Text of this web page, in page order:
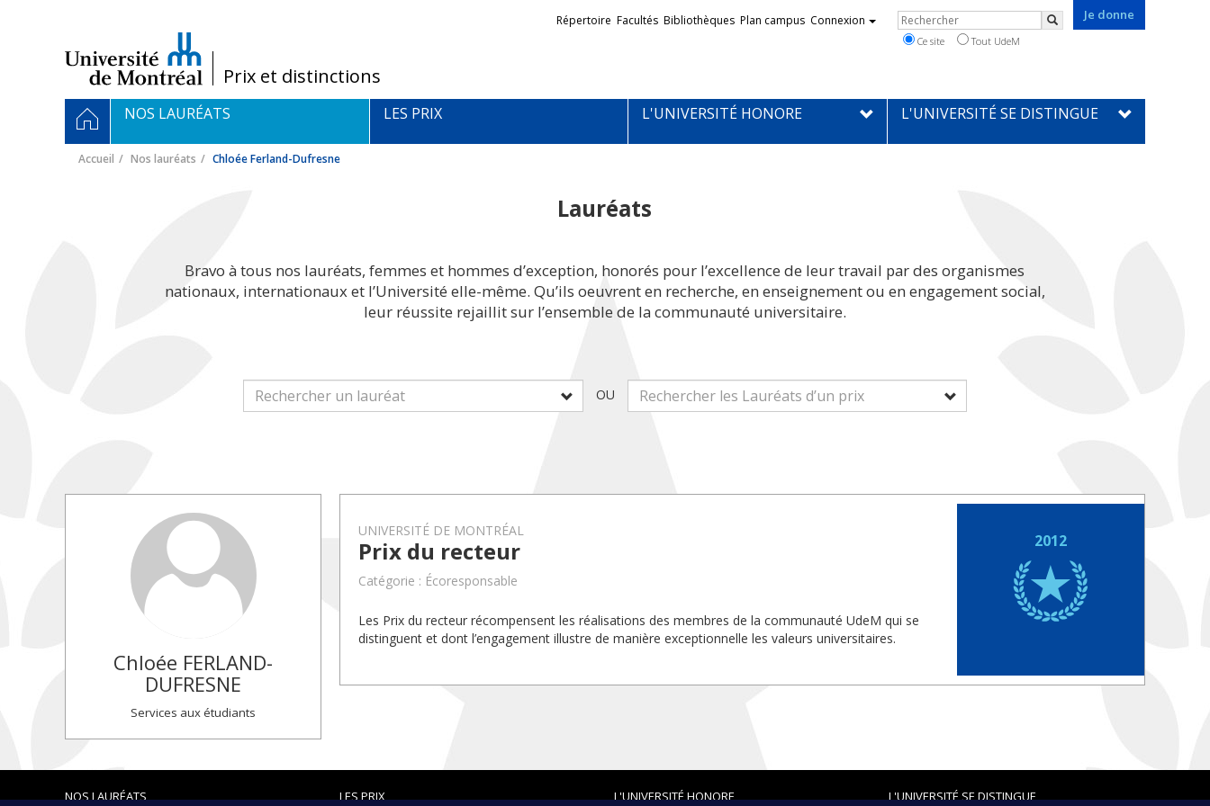
/Prix et distinctions
Je donne
Liens
externes
Répertoire Facultés Bibliothèques Plan campus Connexion Rechercher
Rechercher
Ce site Tout UdeM
Navigation
principale
ACCUEIL
NOS LAURÉATS LES PRIX L'UNIVERSITÉ HONORE L'UNIVERSITÉ SE DISTINGUE
Accueil Nos lauréats Chloée Ferland-Dufresne
Lauréats
Bravo à tous nos lauréats, femmes et hommes d’exception, honorés pour l’excellence de leur travail par des organismes
nationaux, internationaux et l’Université elle-même. Qu’ils oeuvrent en recherche, en enseignement ou en engagement social,
leur réussite rejaillit sur l’ensemble de la communauté universitaire.
OU
Chloée FERLAND-
DUFRESNE
Services aux étudiants
UNIVERSITÉ DE MONTRÉAL
Prix du recteur
Catégorie : Écoresponsable
Les Prix du recteur récompensent les réalisations des membres de la communauté UdeM qui se
distinguent et dont l’engagement illustre de manière exceptionnelle les valeurs universitaires.
2012
NOS LAURÉATS LES PRIX L'UNIVERSITÉ HONORE L'UNIVERSITÉ SE DISTINGUE